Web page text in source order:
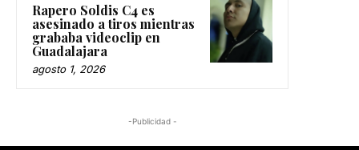
Rapero Soldis C4 es
asesinado a tiros mientras
grababa videoclip en
Guadalajara
agosto 1, 2026
-Publicidad -